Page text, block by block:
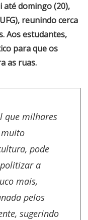
até domingo (20),
reunindo cerca
Aos estudantes,
para que os
as ruas.
que milhares
muito
pode
a
mais,
pelos
sugerindo